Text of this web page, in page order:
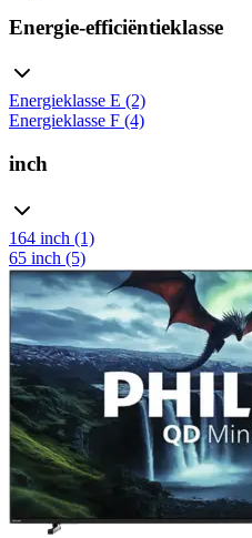
Energie-efficiëntieklasse
Energieklasse E (2)
Energieklasse F (4)
inch
164 inch (1)
65 inch (5)